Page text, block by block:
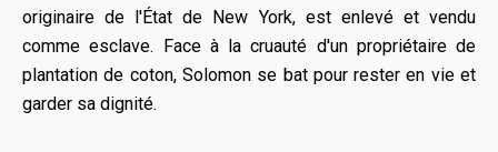
originaire de l'État de New York, est enlevé et vendu
comme esclave. Face à la cruauté d'un propriétaire de
plantation de coton, Solomon se bat pour rester en vie et
garder sa dignité.